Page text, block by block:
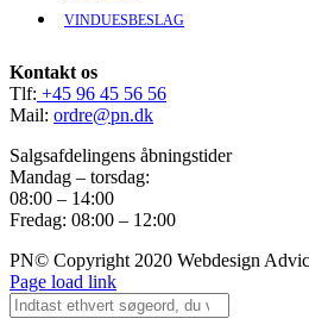
VINDUESBESLAG
Kontakt os
Tlf: +45 96 45 56 56
Mail: ordre@pn.dk
Salgsafdelingens åbningstider
Mandag – torsdag:
08:00 – 14:00
Fredag: 08:00 – 12:00
PN© Copyright 2020 Webdesign
Page load link